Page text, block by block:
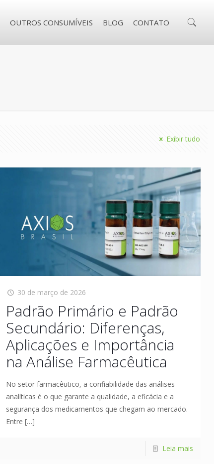
OUTROS CONSUMÍVEIS BLOG CONTATO
Exibir tudo
30 de março de 2026
Padrão Primário e Padrão
Secundário: Diferenças,
Aplicações e Importância
na Análise Farmacêutica
No setor farmacêutico, a confiabilidade das análises
analíticas é o que garante a qualidade, a eficácia e a
segurança dos medicamentos que chegam ao mercado.
Entre […]
Leia mais